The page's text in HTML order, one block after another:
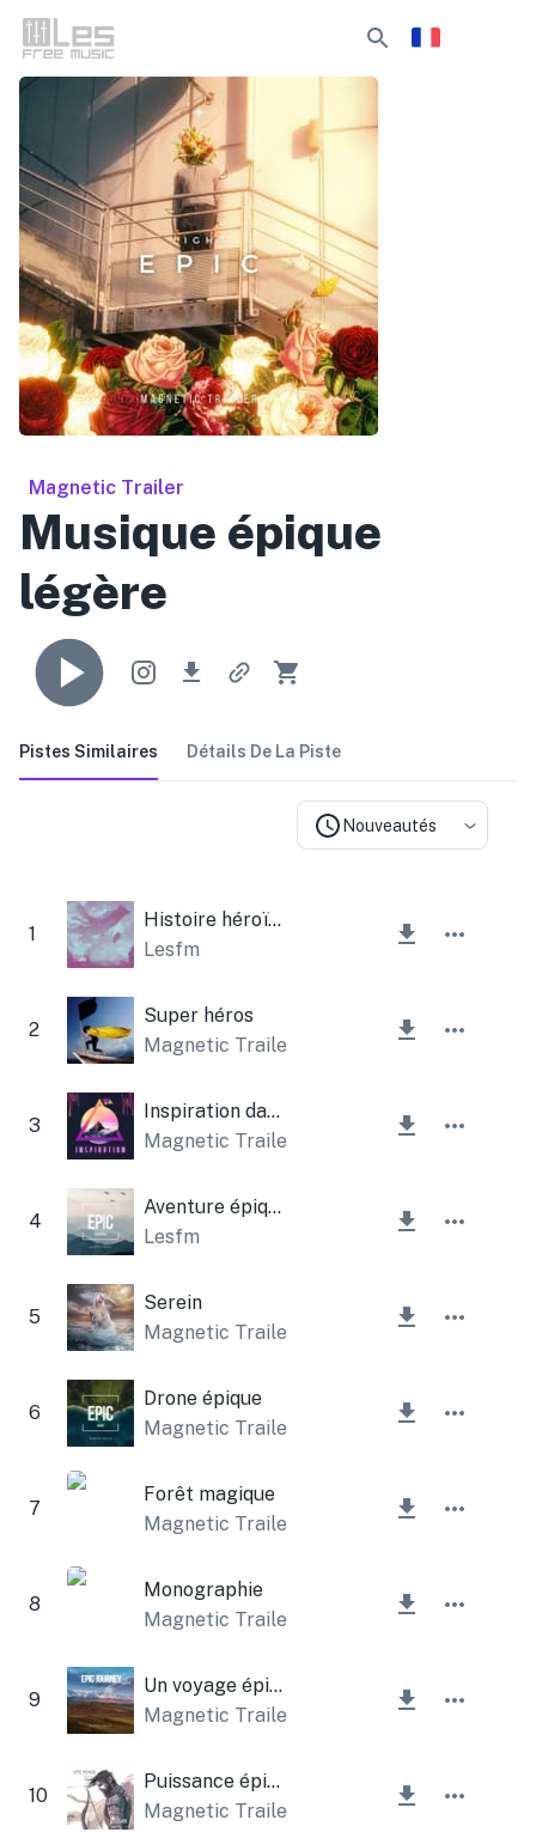
Magnetic Trailer
Musique épique
légère
Pistes Similaires Détails De La Piste
Nouveautés
1
Histoire héroïque (thème inspirant)
Lesfm
2
Super héros
Magnetic Trailer
3
Inspiration dans les montagnes épiques
Magnetic Trailer
4
Aventure épique
Lesfm
5
Serein
Magnetic Trailer
6
Drone épique
Magnetic Trailer
7
Forêt magique
Magnetic Trailer
8
Monographie
Magnetic Trailer
9
Un voyage épique inspirant
Magnetic Trailer
10
Puissance épique
Magnetic Trailer